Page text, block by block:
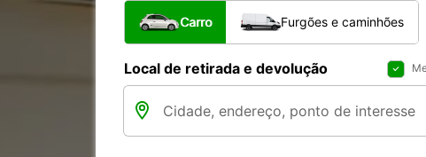
Carro Furgões e caminhões
Local de retirada e devolução